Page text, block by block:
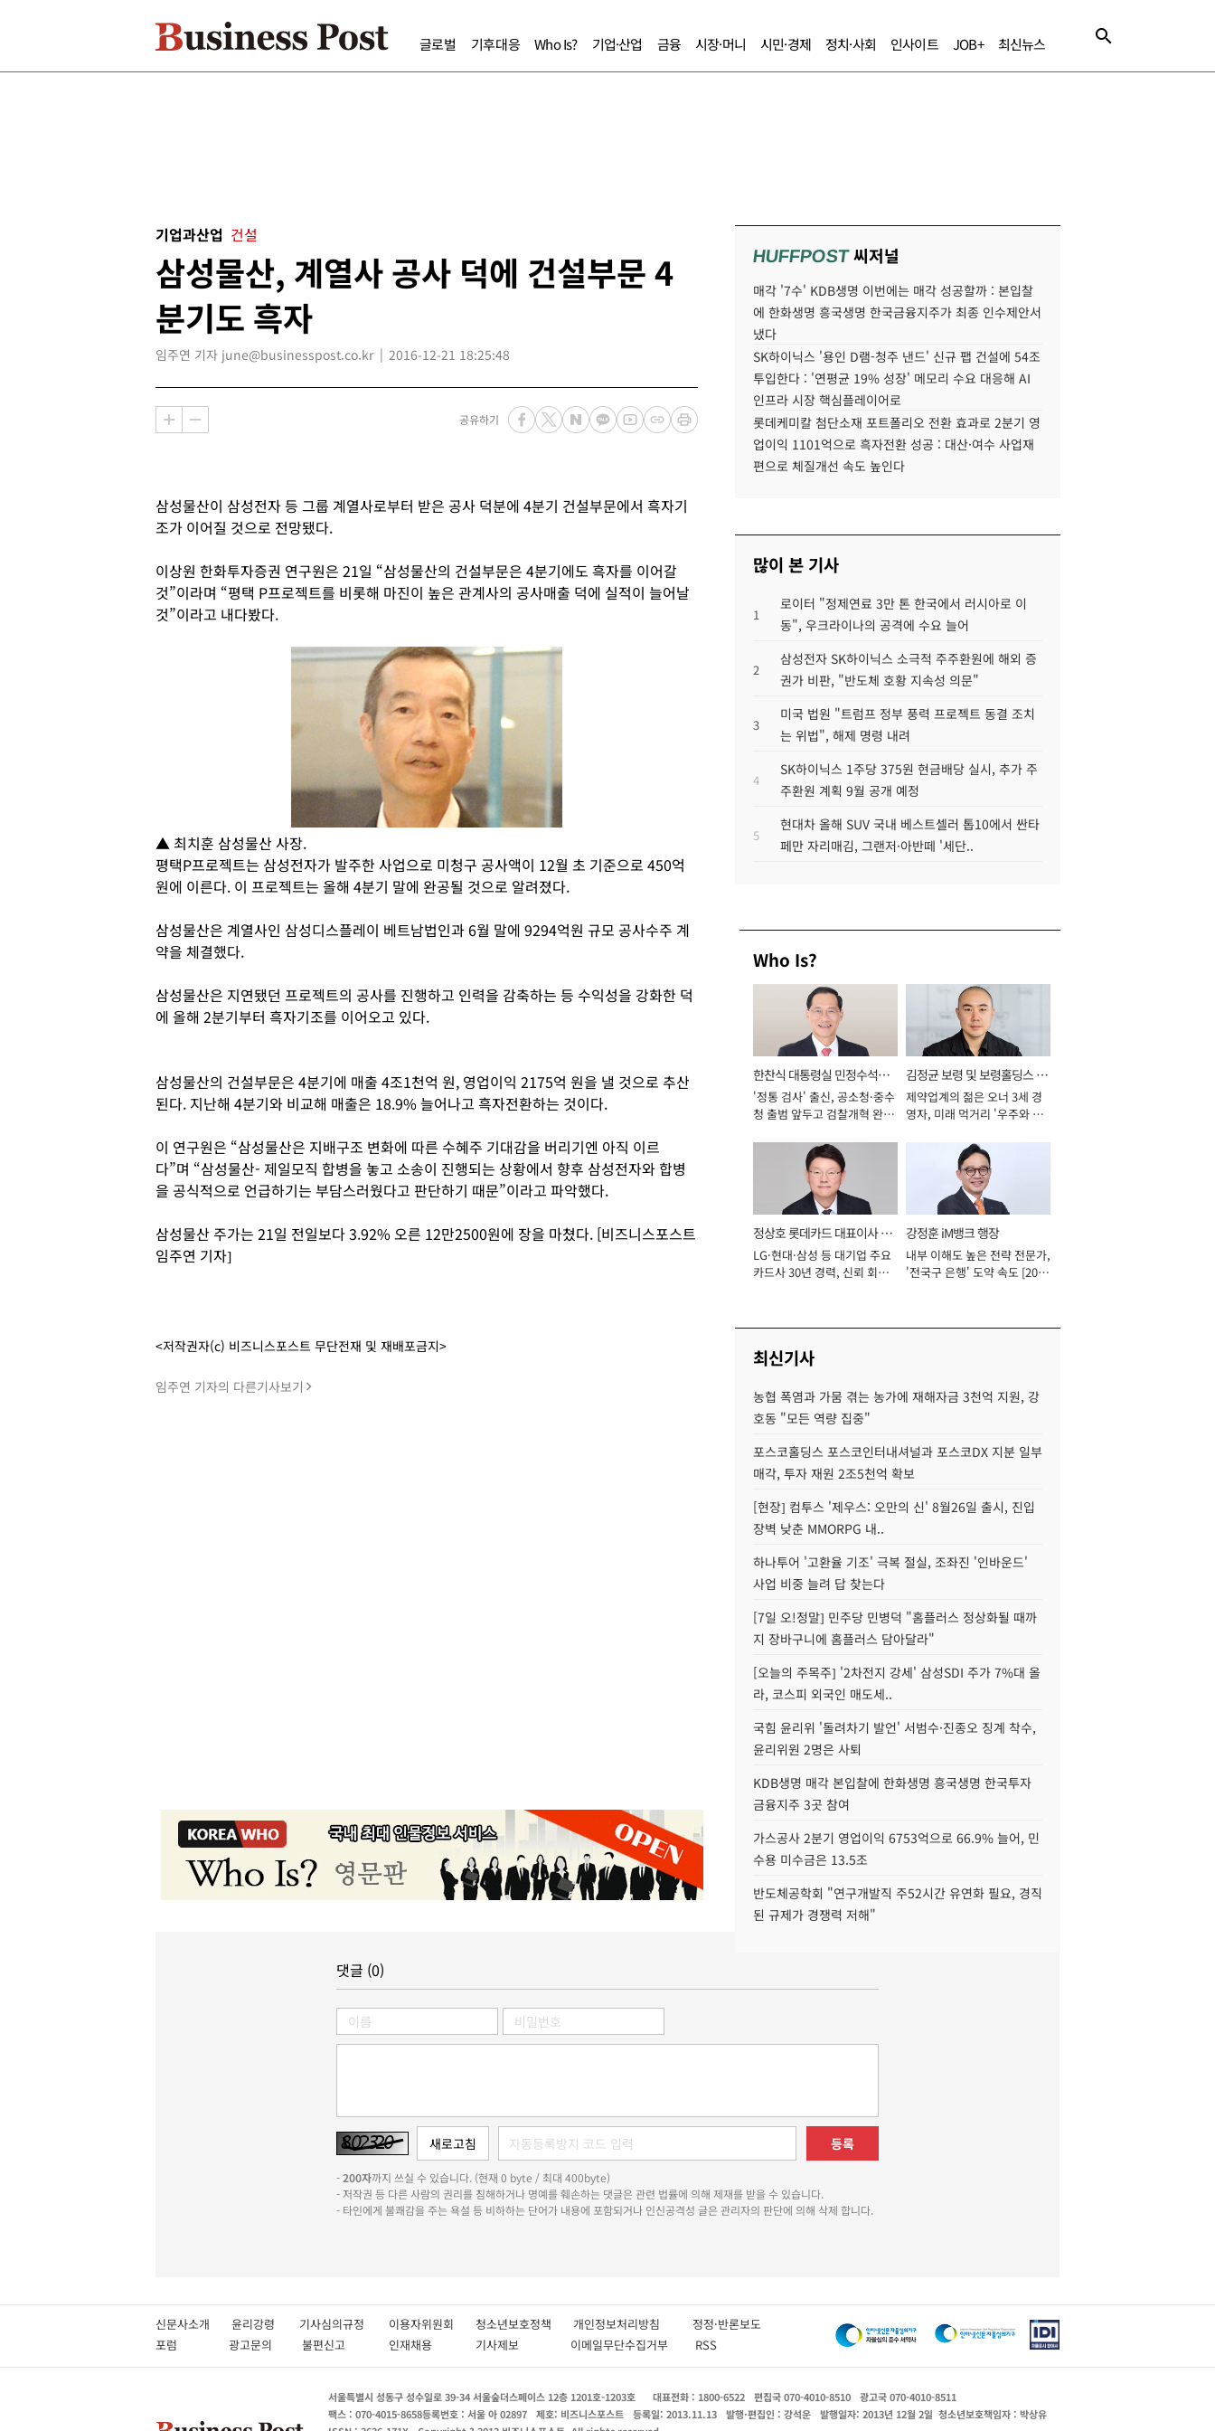
글로벌 기후대응 Who Is? 기업·산업 금융 시장·머니 시민·경제 정치·사회 인사이트 JOB+ 최신뉴스
기업과산업 건설
삼성물산, 계열사 공사 덕에 건설부문 4
분기도 흑자
임주연 기자 june@businesspost.co.kr 2016-12-21 18:25:48
공유하기
삼성물산이 삼성전자 등 그룹 계열사로부터 받은 공사 덕분에 4분기 건설부문에서 흑자기
조가 이어질 것으로 전망됐다.
이상원 한화투자증권 연구원은 21일 “삼성물산의 건설부문은 4분기에도 흑자를 이어갈
것”이라며 “평택 P프로젝트를 비롯해 마진이 높은 관계사의 공사매출 덕에 실적이 늘어날
것”이라고 내다봤다.
▲ 최치훈 삼성물산 사장.
평택P프로젝트는 삼성전자가 발주한 사업으로 미청구 공사액이 12월 초 기준으로 450억
원에 이른다. 이 프로젝트는 올해 4분기 말에 완공될 것으로 알려졌다.
삼성물산은 계열사인 삼성디스플레이 베트남법인과 6월 말에 9294억원 규모 공사수주 계
약을 체결했다.
삼성물산은 지연됐던 프로젝트의 공사를 진행하고 인력을 감축하는 등 수익성을 강화한 덕
에 올해 2분기부터 흑자기조를 이어오고 있다.
삼성물산의 건설부문은 4분기에 매출 4조1천억 원, 영업이익 2175억 원을 낼 것으로 추산
된다. 지난해 4분기와 비교해 매출은 18.9% 늘어나고 흑자전환하는 것이다.
이 연구원은 “삼성물산은 지배구조 변화에 따른 수혜주 기대감을 버리기엔 아직 이르
다”며 “삼성물산- 제일모직 합병을 놓고 소송이 진행되는 상황에서 향후 삼성전자와 합병
을 공식적으로 언급하기는 부담스러웠다고 판단하기 때문”이라고 파악했다.
삼성물산 주가는 21일 전일보다 3.92% 오른 12만2500원에 장을 마쳤다. [비즈니스포스트
임주연 기자]
<저작권자(c) 비즈니스포스트 무단전재 및 재배포금지>
임주연 기자의 다른기사보기
HUFFPOST씨저널
매각 '7수' KDB생명 이번에는 매각 성공할까 : 본입찰
에 한화생명 흥국생명 한국금융지주가 최종 인수제안서
냈다
SK하이닉스 '용인 D램-청주 낸드' 신규 팹 건설에 54조
투입한다 : '연평균 19% 성장' 메모리 수요 대응해 AI
인프라 시장 핵심플레이어로
롯데케미칼 첨단소재 포트폴리오 전환 효과로 2분기 영
업이익 1101억으로 흑자전환 성공 : 대산·여수 사업재
편으로 체질개선 속도 높인다
많이 본 기사
1
로이터 "정제연료 3만 톤 한국에서 러시아로 이
동", 우크라이나의 공격에 수요 늘어
2
삼성전자 SK하이닉스 소극적 주주환원에 해외 증
권가 비판, "반도체 호황 지속성 의문"
3
미국 법원 "트럼프 정부 풍력 프로젝트 동결 조치
는 위법", 해제 명령 내려
4
SK하이닉스 1주당 375원 현금배당 실시, 추가 주
주환원 계획 9월 공개 예정
5
현대차 올해 SUV 국내 베스트셀러 톱10에서 싼타
페만 자리매김, 그랜저·아반떼 '세단..
Who Is?
한찬식 대통령실 민정수석비
서관
'정통 검사' 출신, 공소청·중수
청 출범 앞두고 검찰개혁 완수
김정균 보령 및 보령홀딩스 대
표이사 사장
제약업계의 젊은 오너 3세 경
영자, 미래 먹거리 '우주와 헬
정상호 롯데카드 대표이사 사
장
LG·현대·삼성 등 대기업 주요
카드사 30년 경력, 신뢰 회복
강정훈 iM뱅크 행장
내부 이해도 높은 전략 전문가,
'전국구 은행' 도약 속도 [2026
최신기사
농협 폭염과 가뭄 겪는 농가에 재해자금 3천억 지원, 강
호동 "모든 역량 집중"
포스코홀딩스 포스코인터내셔널과 포스코DX 지분 일부
매각, 투자 재원 2조5천억 확보
[현장] 컴투스 '제우스: 오만의 신' 8월26일 출시, 진입
장벽 낮춘 MMORPG 내..
하나투어 '고환율 기조' 극복 절실, 조좌진 '인바운드'
사업 비중 늘려 답 찾는다
[7일 오!정말] 민주당 민병덕 "홈플러스 정상화될 때까
지 장바구니에 홈플러스 담아달라"
[오늘의 주목주] '2차전지 강세' 삼성SDI 주가 7%대 올
라, 코스피 외국인 매도세..
국힘 윤리위 '돌려차기 발언' 서범수·진종오 징계 착수,
윤리위원 2명은 사퇴
KDB생명 매각 본입찰에 한화생명 흥국생명 한국투자
금융지주 3곳 참여
가스공사 2분기 영업이익 6753억으로 66.9% 늘어, 민
수용 미수금은 13.5조
반도체공학회 "연구개발직 주52시간 유연화 필요, 경직
된 규제가 경쟁력 저해"
댓글 (0)
등록
-200자까지 쓰실 수 있습니다. (현재 0 byte / 최대 400byte)
- 저작권 등 다른 사람의 권리를 침해하거나 명예를 훼손하는 댓글은 관련 법률에 의해 제재를 받을 수 있습니다.
- 타인에게 불쾌감을 주는 욕설 등 비하하는 단어가 내용에 포함되거나 인신공격성 글은 관리자의 판단에 의해 삭제 합니다.
신문사소개 윤리강령 기사심의규정 이용자위원회 청소년보호정책 개인정보처리방침 정정·반론보도
포럼
광고문의 불편신고 인재채용 기사제보 이메일무단수집거부 RSS
서울특별시 성동구 성수일로 39-34 서울숲더스페이스 12층 1201호-1203호 대표전화 : 1800-6522 편집국 070-4010-8510
광고국 070-4010-8511
팩스 : 070-4015-8658등록번호 : 서울 아 02897 제호: 비즈니스포스트 등록일: 2013.11.13 발행·편집인 : 강석운 발행일자: 2013년 12월 2일 청소년보호책임자 : 박상유